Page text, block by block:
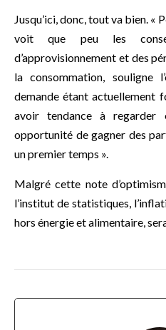
Jusqu’ici, donc, tout va bien. «
voit que peu les
d’approvisionnement et des
la consommation, souligne
demande étant actuellement
avoir tendance à regarder
opportunité de gagner des
un premier temps ».
Malgré cette note
l’institut de statistiques,
hors énergie et alimentaire,